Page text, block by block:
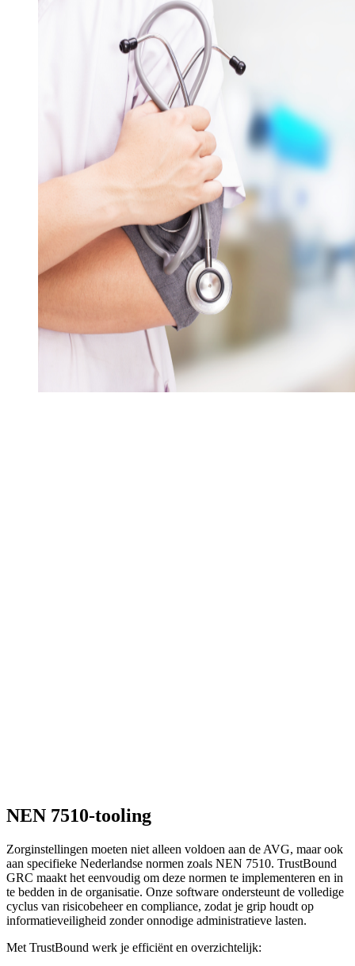
NEN 7510-tooling
Zorginstellingen moeten niet alleen voldoen aan de AVG, maar ook
aan specifieke Nederlandse normen zoals NEN 7510. TrustBound
GRC maakt het eenvoudig om deze normen te implementeren en in
te bedden in de organisatie. Onze software ondersteunt de volledige
cyclus van risicobeheer en compliance, zodat je grip houdt op
informatieveiligheid zonder onnodige administratieve lasten.
Met TrustBound werk je efficiënt en overzichtelijk: